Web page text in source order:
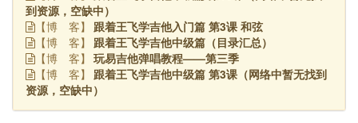
到资源，空缺中）
【博 客】 跟着王飞学吉他入门篇 第3课 和弦
【博 客】 跟着王飞学吉他中级篇（目录汇总）
【博 客】 玩易吉他弹唱教程——第三季
【博 客】
跟着王飞学吉他中级篇 第3课（网络中暂无找到
资源，空缺中）